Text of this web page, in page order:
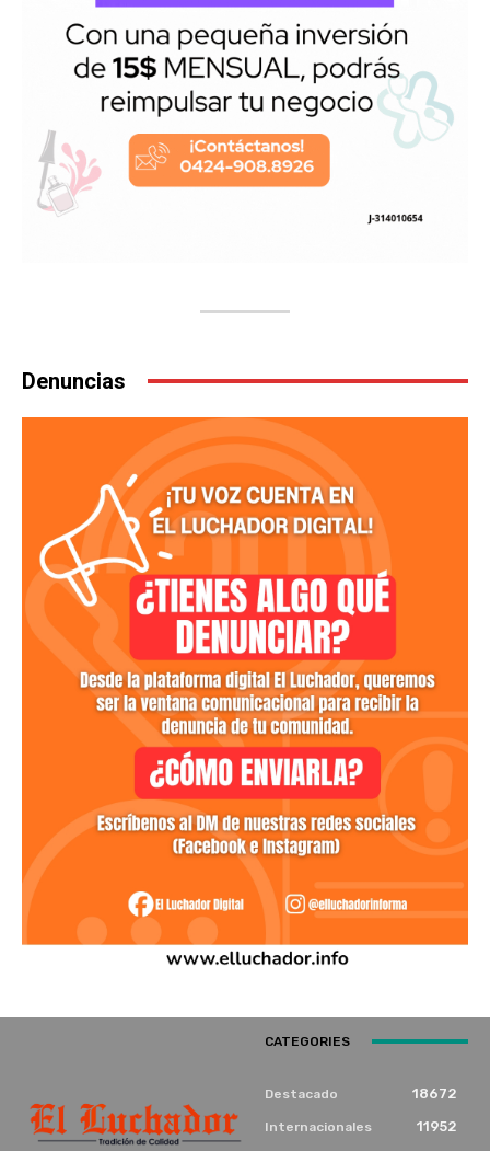
Denuncias
CATEGORIES
Destacado 18672
Internacionales
11952